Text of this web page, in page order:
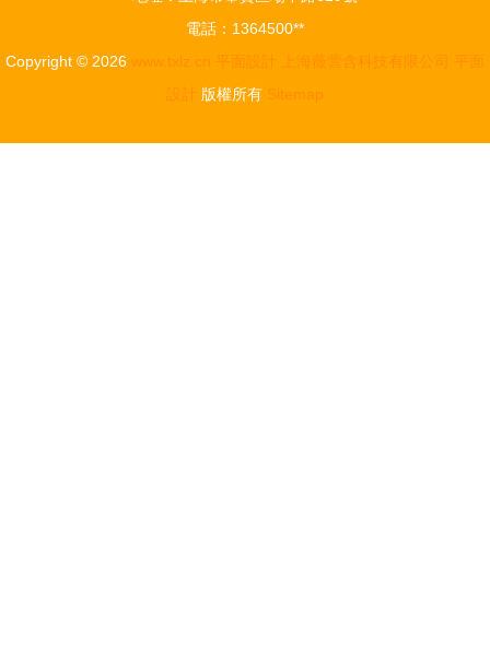
略與實踐
電話：1364500**
Copyright © 2026 www.txlz.cn 平面設計 上海薇蕓含科技有限公司
平面
設計
版權所有 Sitemap